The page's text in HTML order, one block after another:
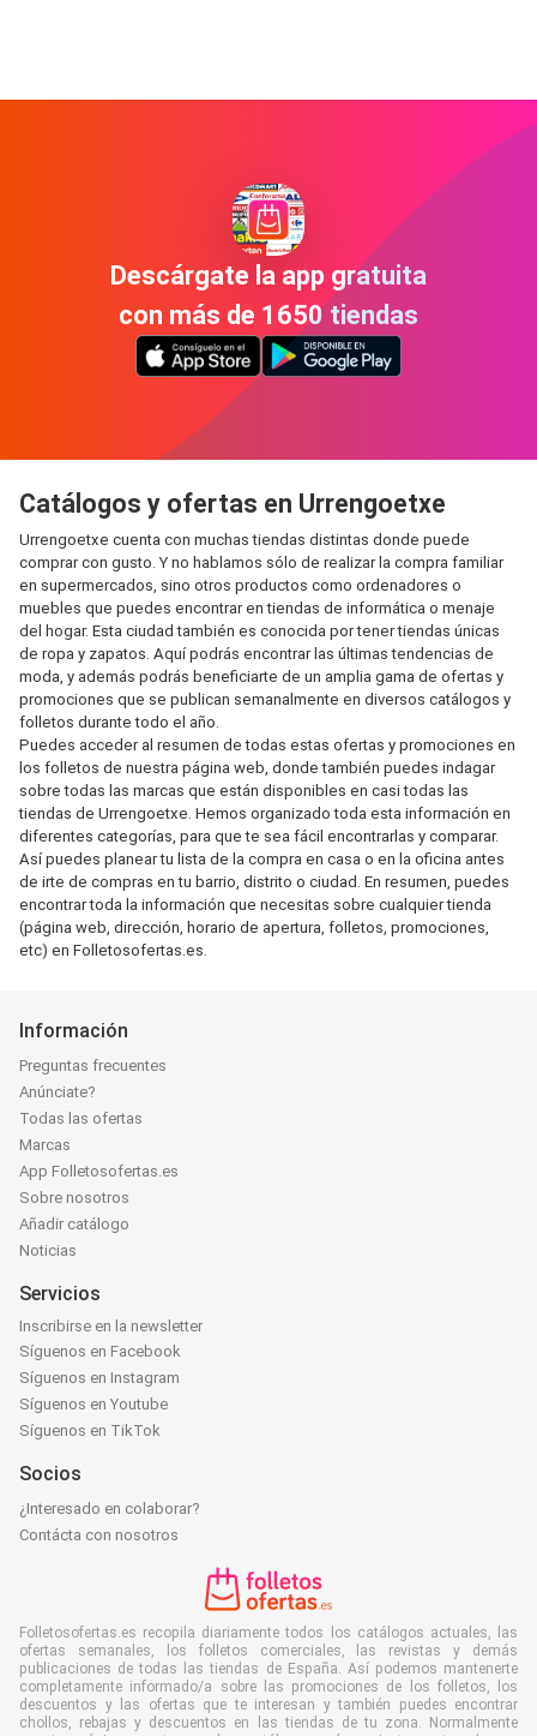
Descárgate la app gratuita
con más de 1650 tiendas
Catálogos y ofertas en Urrengoetxe
Urrengoetxe cuenta con muchas tiendas distintas donde puede
comprar con gusto. Y no hablamos sólo de realizar la compra familiar
en supermercados, sino otros productos como ordenadores o
muebles que puedes encontrar en tiendas de informática o menaje
del hogar. Esta ciudad también es conocida por tener tiendas únicas
de ropa y zapatos. Aquí podrás encontrar las últimas tendencias de
moda, y además podrás beneficiarte de un amplia gama de ofertas y
promociones que se publican semanalmente en diversos catálogos y
folletos durante todo el año.
Puedes acceder al resumen de todas estas ofertas y promociones en
los folletos de nuestra página web, donde también puedes indagar
sobre todas las marcas que están disponibles en casi todas las
tiendas de Urrengoetxe. Hemos organizado toda esta información en
diferentes categorías, para que te sea fácil encontrarlas y comparar.
Así puedes planear tu lista de la compra en casa o en la oficina antes
de irte de compras en tu barrio, distrito o ciudad. En resumen, puedes
encontrar toda la información que necesitas sobre cualquier tienda
(página web, dirección, horario de apertura, folletos, promociones,
etc) en Folletosofertas.es.
Información
Preguntas frecuentes
Anúnciate?
Todas las ofertas
Marcas
App Folletosofertas.es
Sobre nosotros
Añadir catálogo
Noticias
Servicios
Inscribirse en la newsletter
Síguenos en Facebook
Síguenos en Instagram
Síguenos en Youtube
Síguenos en TikTok
Socios
¿Interesado en colaborar?
Contácta con nosotros
Folletosofertas.es recopila diariamente todos los catálogos actuales, las
ofertas semanales, los folletos comerciales, las revistas y demás
publicaciones de todas las tiendas de España. Así podemos mantenerte
completamente informado/a sobre las promociones de los folletos, los
descuentos y las ofertas que te interesan y también puedes encontrar
chollos, rebajas y descuentos en las tiendas de tu zona. Normalmente